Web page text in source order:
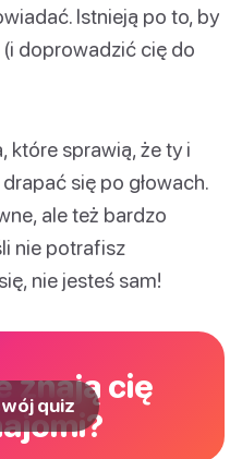
Istnieją po to, by
doprowadzić cię do
które sprawią, że ty i
się po głowach.
ale też bardzo
nie potrafisz
nie jesteś sam!
znają cię
quiz